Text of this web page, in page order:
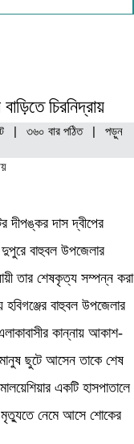
চিরনিদ্রায়
| ৩৬০ বার পঠিত
| পড়ুন
দীপঙ্কর দাস দ্বীপের
বাহুবল উপজেলার
তার শেষকৃত্য সম্পন্ন করা
বাহুবল উপজেলার
কান্নায় আকাশ-
ছুটে আসেন তাকে শেষ
একটি হাসপাতালে
নেমে আসে শোকের